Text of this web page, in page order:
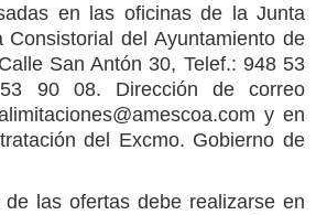
en las oficinas de la Junta
del Ayuntamiento de
San Antón 30, Telef.: 948 53
90 08. Dirección de correo
y en
del Excmo. Gobierno de
de las ofertas debe realizarse en